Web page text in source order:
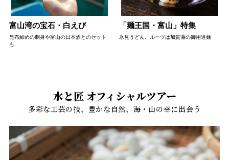
富山湾の宝石・白えび
昆布締めの刺身や富山の日本酒とのセット
も
「麺王国・富山」特集
氷見うどん。ルーツは加賀藩の御用達麺
水と匠 オフィシャルツアー